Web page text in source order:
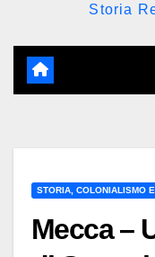
Storia
STORIA, COLONIALISMO
Mecca –